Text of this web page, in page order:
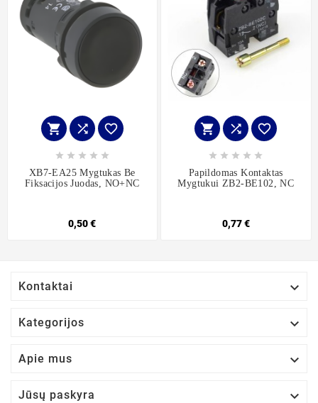
  
    
XB7-EA25 Mygtukas Be
Fiksacijos Juodas, NO+NC
0,50 €
  
    
Papildomas Kontaktas
Mygtukui ZB2-BE102, NC
0,77 €
Kontaktai 
Kategorijos 
Apie mus 
Jūsų paskyra 